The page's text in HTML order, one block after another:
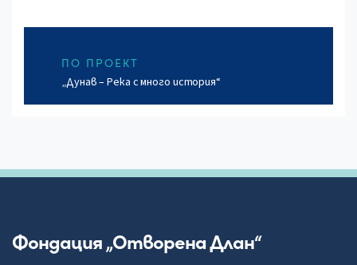
ПО ПРОЕКТ
„Дунав – Река с много история“
Фондация „Отворена Длан“